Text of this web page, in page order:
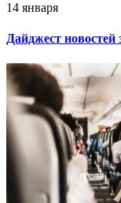
14 января
Дайджест новостей